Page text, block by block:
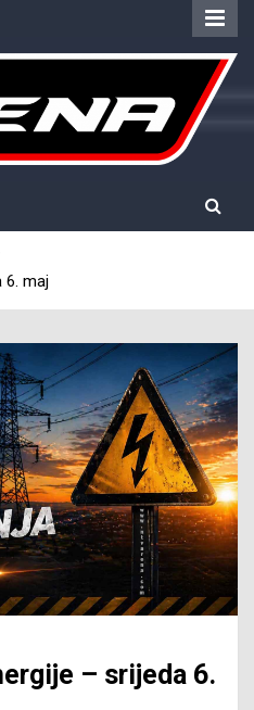
6. maj
– srijeda 6.